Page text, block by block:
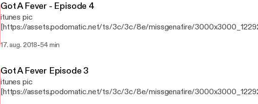
Got A Fever - Episode 4
itunes pic
[https://assets.podomatic.net/ts/3c/3c/8e/missgenafire/
Harris, Offiah, Anti up, Kyle Watson, Zhu & More!
17. aug. 2018-54 min
Got A Fever Episode 3
itunes pic
[https://assets.podomatic.net/ts/3c/3c/8e/missgenafire/